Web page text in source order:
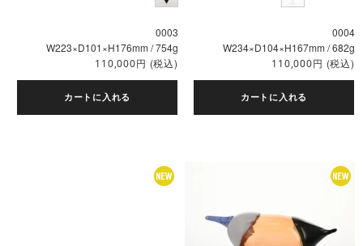
0003
W223×D101×H176mm / 754g
110,000円 (税込)
カートに入れる
0004
W234×D104×H167mm / 682g
110,000円 (税込)
カートに入れる